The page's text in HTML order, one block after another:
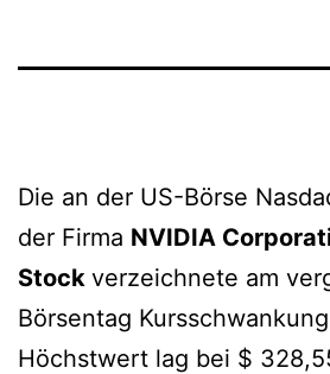
Die an der US-Börse
der Firma NVIDIA
Stock verzeichnete am
Börsentag
Höchstwert lag bei $